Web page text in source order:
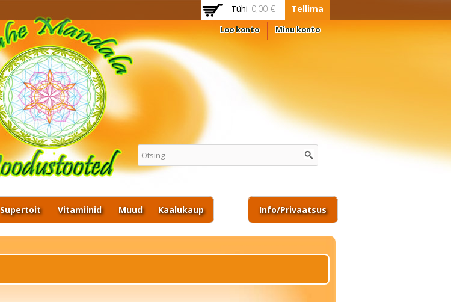
kasutage linki
http://www.mahemandala.com,
mitte
https://www.mahemandala.com
Tühi 0,00 € Tellima
Loo konto Minu konto
Supertoit Vitamiinid Muud Kaalukaup Info/privaatsus